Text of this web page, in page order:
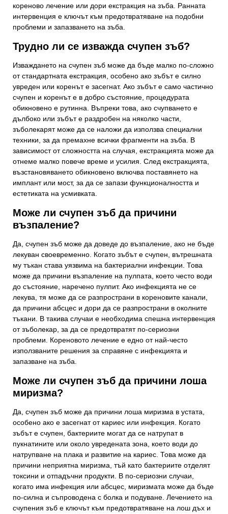
кореново лечение или дори екстракция на зъба. Ранната
интервенция е ключът към предотвратяване на подобни
проблеми и запазването на зъба.
Трудно ли се изважда счупен зъб?
Изваждането на счупен зъб може да бъде малко по-сложно
от стандартната екстракция, особено ако зъбът е силно
увреден или коренът е засегнат. Ако зъбът е само частично
счупен и коренът е в добро състояние, процедурата
обикновено е рутинна. Въпреки това, ако счупването е
дълбоко или зъбът е раздробен на няколко части,
зъболекарят може да се наложи да използва специални
техники, за да премахне всички фрагменти на зъба. В
зависимост от сложността на случая, екстракцията може да
отнеме малко повече време и усилия. След екстракцията,
възстановяването обикновено включва поставянето на
имплант или мост, за да се запази функционалността и
естетиката на усмивката.
Може ли счупен зъб да причини
възпаление?
Да, счупен зъб може да доведе до възпаление, ако не бъде
лекуван своевременно. Когато зъбът е счупен, вътрешната
му тъкан става уязвима на бактериални инфекции. Това
може да причини възпаление на пулпата, което често води
до състояние, наречено пулпит. Ако инфекцията не се
лекува, тя може да се разпространи в кореновите канали,
да причини абсцес и дори да се разпространи в околните
тъкани. В такива случаи е необходима спешна интервенция
от зъболекар, за да се предотвратят по-сериозни
проблеми. Кореновото лечение е едно от най-често
използваните решения за справяне с инфекцията и
запазване на зъба.
Може ли счупен зъб да причини лоша
миризма?
Да, счупен зъб може да причини лоша миризма в устата,
особено ако е засегнат от кариес или инфекция. Когато
зъбът е счупен, бактериите могат да се натрупат в
пукнатините или около увредената зона, което води до
натрупване на плака и развитие на кариес. Това може да
причини неприятна миризма, тъй като бактериите отделят
токсини и отпадъчни продукти. В по-сериозни случаи,
когато има инфекция или абсцес, миризмата може да бъде
по-силна и съпроводена с болка и подуване. Лечението на
счупения зъб е ключът към предотвратяване на лош дъх и